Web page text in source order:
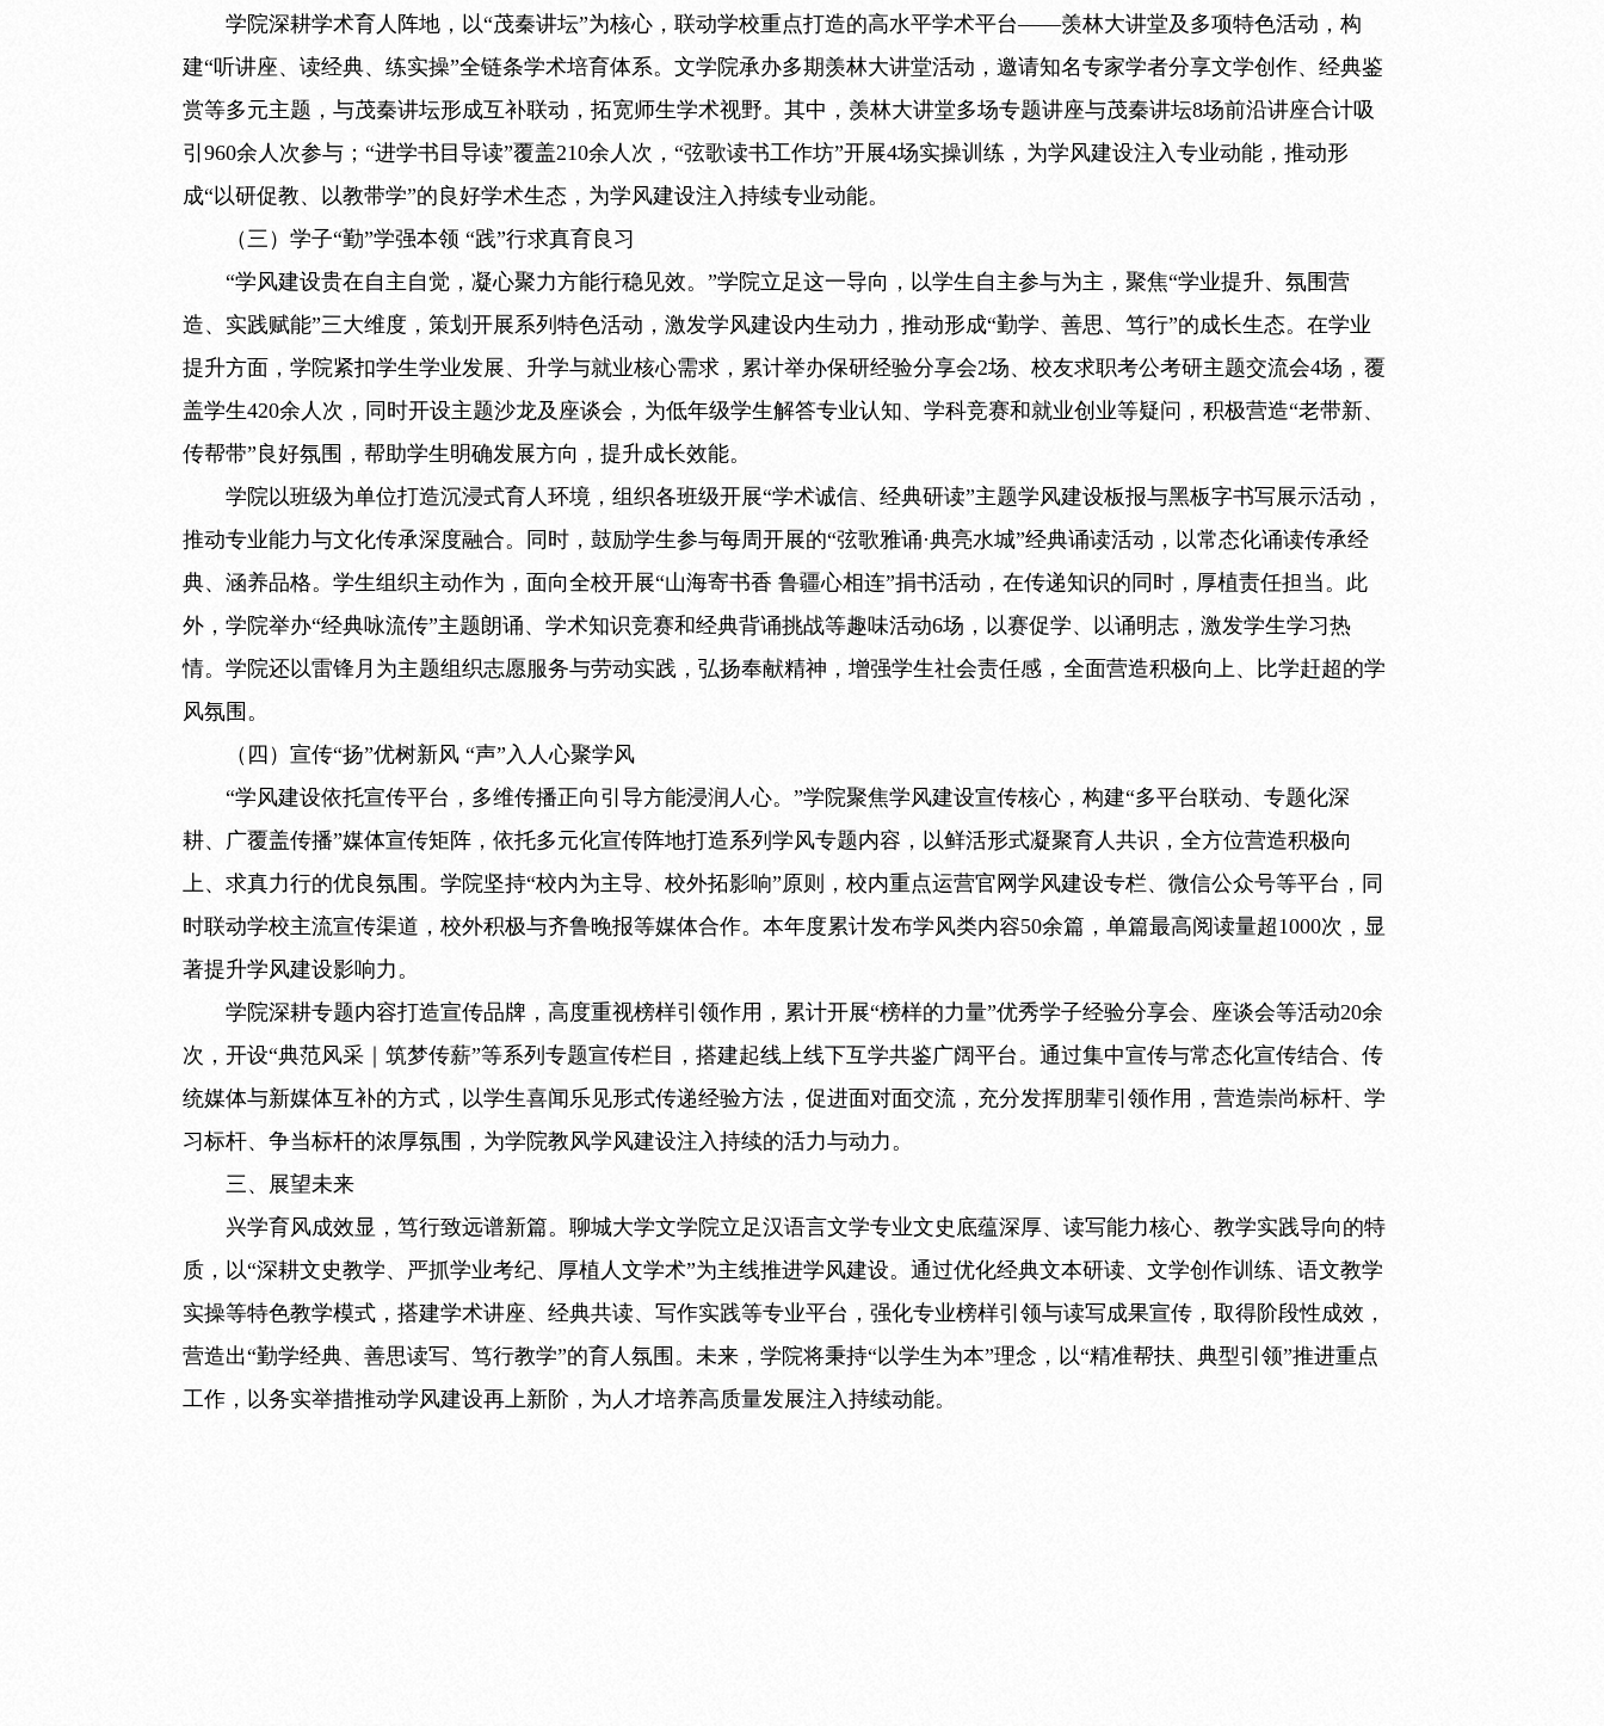
学院深耕学术育人阵地，以“茂秦讲坛”为核心，联动学校重点打造的高水平学术平台——羡林大讲堂及多项特色活动，构
建“听讲座、读经典、练实操”全链条学术培育体系。文学院承办多期羡林大讲堂活动，邀请知名专家学者分享文学创作、经典鉴
赏等多元主题，与茂秦讲坛形成互补联动，拓宽师生学术视野。其中，羡林大讲堂多场专题讲座与茂秦讲坛8场前沿讲座合计吸
引960余人次参与；“进学书目导读”覆盖210余人次，“弦歌读书工作坊”开展4场实操训练，为学风建设注入专业动能，推动形
成“以研促教、以教带学”的良好学术生态，为学风建设注入持续专业动能。
（三）学子“勤”学强本领 “践”行求真育良习
“学风建设贵在自主自觉，凝心聚力方能行稳见效。”学院立足这一导向，以学生自主参与为主，聚焦“学业提升、氛围营
造、实践赋能”三大维度，策划开展系列特色活动，激发学风建设内生动力，推动形成“勤学、善思、笃行”的成长生态。在学业
提升方面，学院紧扣学生学业发展、升学与就业核心需求，累计举办保研经验分享会2场、校友求职考公考研主题交流会4场，覆
盖学生420余人次，同时开设主题沙龙及座谈会，为低年级学生解答专业认知、学科竞赛和就业创业等疑问，积极营造“老带新、
传帮带”良好氛围，帮助学生明确发展方向，提升成长效能。
学院以班级为单位打造沉浸式育人环境，组织各班级开展“学术诚信、经典研读”主题学风建设板报与黑板字书写展示活动，
推动专业能力与文化传承深度融合。同时，鼓励学生参与每周开展的“弦歌雅诵·典亮水城”经典诵读活动，以常态化诵读传承经
典、涵养品格。学生组织主动作为，面向全校开展“山海寄书香 鲁疆心相连”捐书活动，在传递知识的同时，厚植责任担当。此
外，学院举办“经典咏流传”主题朗诵、学术知识竞赛和经典背诵挑战等趣味活动6场，以赛促学、以诵明志，激发学生学习热
情。学院还以雷锋月为主题组织志愿服务与劳动实践，弘扬奉献精神，增强学生社会责任感，全面营造积极向上、比学赶超的学
风氛围。
（四）宣传“扬”优树新风 “声”入人心聚学风
“学风建设依托宣传平台，多维传播正向引导方能浸润人心。”学院聚焦学风建设宣传核心，构建“多平台联动、专题化深
耕、广覆盖传播”媒体宣传矩阵，依托多元化宣传阵地打造系列学风专题内容，以鲜活形式凝聚育人共识，全方位营造积极向
上、求真力行的优良氛围。学院坚持“校内为主导、校外拓影响”原则，校内重点运营官网学风建设专栏、微信公众号等平台，同
时联动学校主流宣传渠道，校外积极与齐鲁晚报等媒体合作。本年度累计发布学风类内容50余篇，单篇最高阅读量超1000次，显
著提升学风建设影响力。
学院深耕专题内容打造宣传品牌，高度重视榜样引领作用，累计开展“榜样的力量”优秀学子经验分享会、座谈会等活动20余
次，开设“典范风采｜筑梦传薪”等系列专题宣传栏目，搭建起线上线下互学共鉴广阔平台。通过集中宣传与常态化宣传结合、传
统媒体与新媒体互补的方式，以学生喜闻乐见形式传递经验方法，促进面对面交流，充分发挥朋辈引领作用，营造崇尚标杆、学
习标杆、争当标杆的浓厚氛围，为学院教风学风建设注入持续的活力与动力。
三、展望未来
兴学育风成效显，笃行致远谱新篇。聊城大学文学院立足汉语言文学专业文史底蕴深厚、读写能力核心、教学实践导向的特
质，以“深耕文史教学、严抓学业考纪、厚植人文学术”为主线推进学风建设。通过优化经典文本研读、文学创作训练、语文教学
实操等特色教学模式，搭建学术讲座、经典共读、写作实践等专业平台，强化专业榜样引领与读写成果宣传，取得阶段性成效，
营造出“勤学经典、善思读写、笃行教学”的育人氛围。未来，学院将秉持“以学生为本”理念，以“精准帮扶、典型引领”推进重点
工作，以务实举措推动学风建设再上新阶，为人才培养高质量发展注入持续动能。